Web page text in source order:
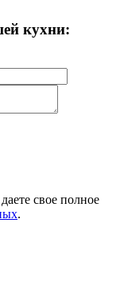
кухни:
свое полное
.